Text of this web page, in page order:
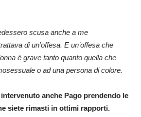
scusa anche a me
di un’offesa. E un’offesa che
è grave tanto quanto quella che
o ad una persona di colore.
anche Pago prendendo le
siete rimasti in ottimi rapporti.